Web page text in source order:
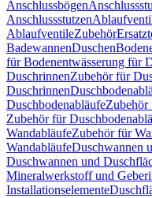
Anschlussbögen
Anschlussstutzen
AblaufventileZubehör
BadewannenDuschen
für Bodenentwässerung für
DuschrinnenZubehör für
Duschrinnen
DuschbodenabläufeZubehör
Zubehör für
WandabläufeZubehör für
WandabläufeDuschwannen
Duschwannen und
Mineralwerkstoff und
Installationselemente